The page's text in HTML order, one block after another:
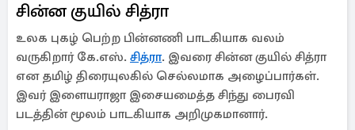
சின்ன குயில் சித்ரா
உலக புகழ் பெற்ற பின்னணி பாடகியாக வலம்
வருகிறார் கே.எஸ். சித்ரா. இவரை சின்ன குயில் சித்ரா
என தமிழ் திரையுலகில் செல்லமாக அழைப்பார்கள்.
இவர் இளையராஜா இசையமைத்த சிந்து பைரவி
படத்தின் மூலம் பாடகியாக அறிமுகமானார்.